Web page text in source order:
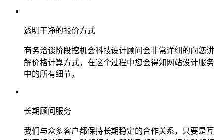
透明干净的报价方式
商务洽谈阶段挖机会科技设计顾问会非常详细的向您讲
解价格计算方式，在这个过程中您会得知网站设计服务
中的所有细节。
长期顾问服务
我们与众多客户都保持长期稳定的合作关系，只要是互